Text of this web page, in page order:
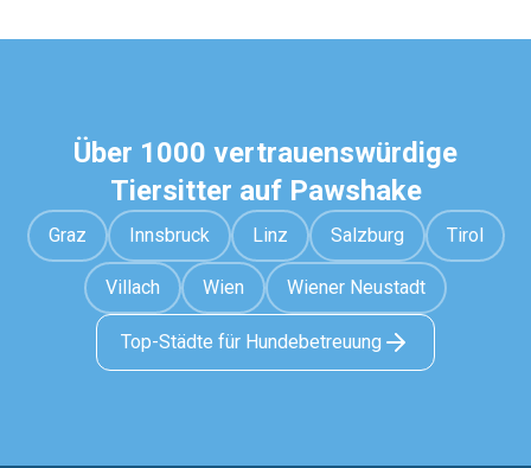
Über 1000 vertrauenswürdige
Tiersitter auf Pawshake
Graz Innsbruck Linz Salzburg Tirol
Villach Wien Wiener Neustadt
Top-Städte für Hundebetreuung